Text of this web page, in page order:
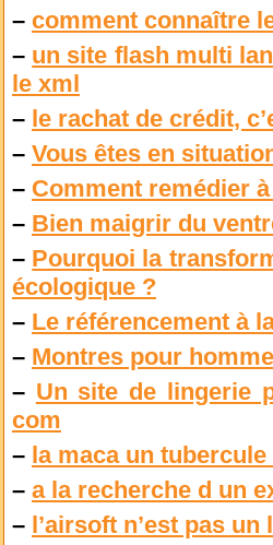
– comment connaître
– un site flash multi
le xml
– le rachat de crédit,
– Vous êtes en
– Comment remédier
– Bien maigrir du
– Pourquoi la
écologique ?
– Le référencement à
– Montres pour
– Un site de lingerie
com
– la maca un
– a la recherche d un
– l’airsoft n’est pas